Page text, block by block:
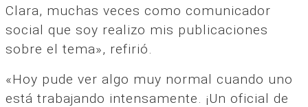
Clara, muchas veces como comunicador
social que soy realizo mis publicaciones
sobre el tema», refirió.
«Hoy pude ver algo muy normal cuando uno
está trabajando intensamente. ¡Un oficial de